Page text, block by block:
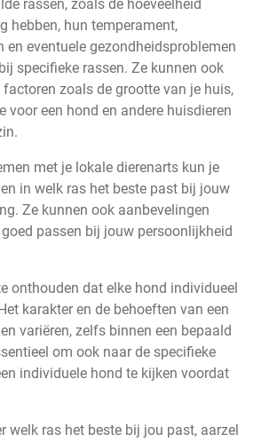
rassen, zoals de hoeveelheid
hebben, hun temperament,
en eventuele gezondheidsproblemen
specifieke rassen. Ze kunnen ook
zoals de grootte van je huis,
voor een hond en andere huisdieren
met je lokale dierenarts kun je
in welk ras het beste past bij jouw
Ze kunnen ook aanbevelingen
passen bij jouw persoonlijkheid
onthouden dat elke hond individueel
karakter en de behoeften van een
variëren, zelfs binnen een bepaald
om ook naar de specifieke
individuele hond te kijken voordat
welk ras het beste bij jou past, aarzel